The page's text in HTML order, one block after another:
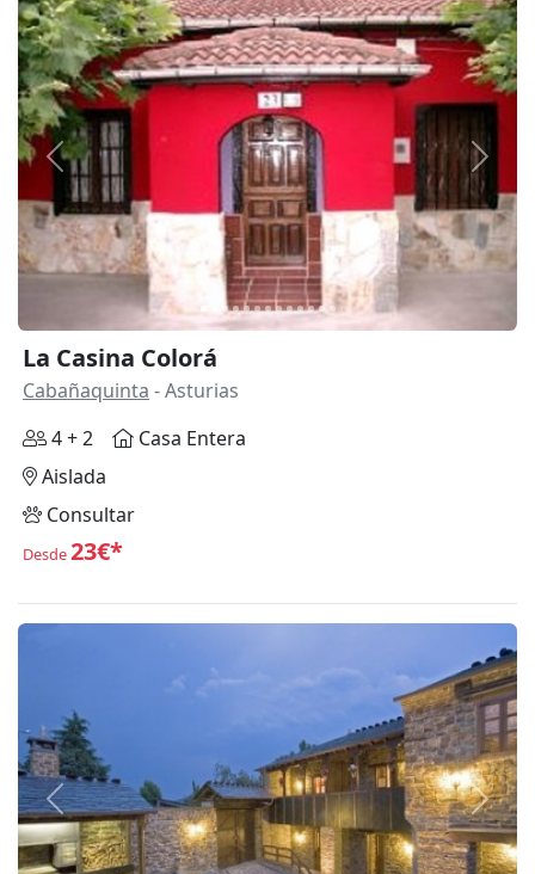
Anterior
La Casina Colorá
Cabañaquinta - Asturias
4 + 2
Casa Entera
Aislada
Consultar
Desde23€*
Anterior